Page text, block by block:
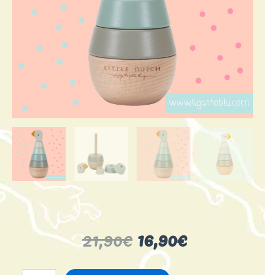
21,90€Il
prezzo
16,90€Il